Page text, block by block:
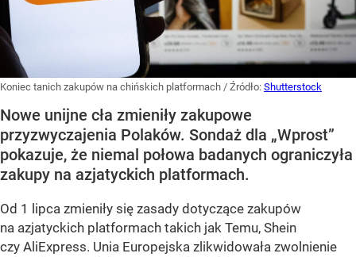
Koniec tanich zakupów na chińskich platformach / Źródło: Shutterstock
Nowe unijne cła zmieniły zakupowe
przyzwyczajenia Polaków. Sondaż dla „Wprost”
pokazuje, że niemal połowa badanych ograniczyła
zakupy na azjatyckich platformach.
Od 1 lipca zmieniły się zasady dotyczące zakupów
na azjatyckich platformach takich jak Temu, Shein
czy AliExpress. Unia Europejska zlikwidowała zwolnienie